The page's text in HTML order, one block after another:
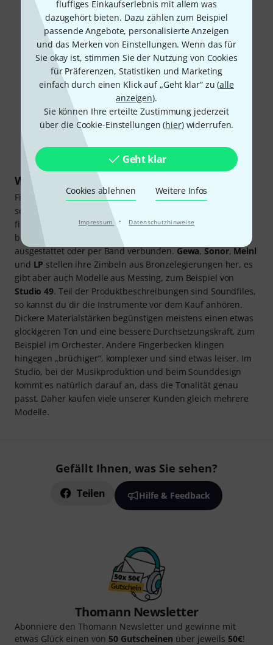
fluffiges Einkaufserlebnis mit allem was
dazugehört bieten. Dazu zählen zum Beispiel
passende Angebote, personalisierte Anzeigen
und das Merken von Einstellungen. Wenn das für
Sie okay ist, stimmen Sie der Nutzung von Cookies
für Präferenzen, Statistiken und Marketing
einfach durch einen Klick auf „Geht klar“ zu (alle
anzeigen).
Sie können Ihre erteilte Zustimmung jederzeit
über die Cookie-Einstellungen (hier) widerrufen.
Geht klar
Cookies ablehnen Weitere Infos
Impressum · Datenschutzhinweise
Gewa Fingercymbals (Art.Nr. 101217)
Welche Finger-Cymbals solltest du kaufen?
Finger-Cymbals sind kleine Becken, die – wie der Name
schon sagt – mit den Fingern gespielt werden. Im Shop
findest du sie in allen gängigen Variationen. Besonders
beliebt sind Paare, entweder mit separaten Halteschlaufen
ausgestattet oder per Band verbunden.Gewa,Sonor,Meinl
und LP stellen ihre Zimbeln aus Bronzelegierungen her, es
gibt aber auch Modelle aus Messing, zum Beispiel von
Studio 49. Teil der Produktbeschreibungen sind Soundfiles,
so kannst du dir die Instrumente vor dem Kauf anhören.
Dickere Materialstärken begünstigen meistens einen etwas
glockigeren Ton und eine bessere Durchsetzungskraft, zum
Beispiel im Orchester. Andere Fingerbecken klingen
hingegen „brüchiger“, komplexer und sind etwas leiser. Im
Studio, bei der Musikproduktion und beim Sounddesign
kommt es natürlich darauf an, dass die Tonalität genau
passt. Daher kaufen viele unserer Kunden gleich mehrere
Modelle.
Gefällt Ihnen, was Sie sehen?
Teilen Hilfe & Feedback
Thomann Newsletter
Abonniere den Thomann Newsletter und gewinne mit
etwas Glück einen von 50 Gutscheinen über jeweils 50€!